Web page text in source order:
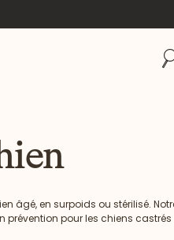
âgé, en surpoids ou stérilisé.
pour les chiens castrés
avec le régime naturel de